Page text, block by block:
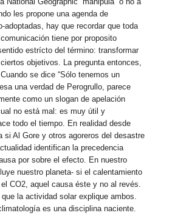
les propone una agenda de
adoptadas, hay que recordar que toda
tiene por proposito
estrícto del término: transformar
objetivos. La pregunta entonces,
se dice “Sólo tenemos un
una verdad de Perogrullo, parece
como un slogan de apelación
no está mal: es muy útil y
todo el tiempo. En realidad desde
si Al Gore y otros agoreros del desastre
identifican la precedencia
por sobre el efecto. En nuestro
nuestro planeta- si el calentamiento
CO2, aquel causa éste y no al revés.
la actividad solar explique ambos.
es una disciplina naciente.